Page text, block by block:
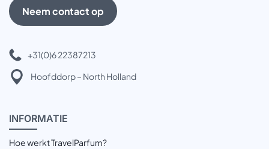
Neem contact op
+31(0)6 22387213
Hoofddorp – North Holland
INFORMATIE
Hoe werkt TravelParfum?